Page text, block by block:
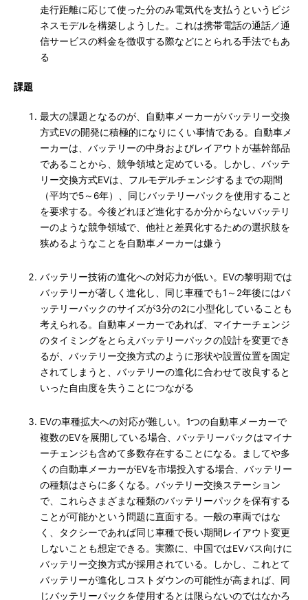
走行距離に応じて使った分のみ電気代を支払うというビジ
ネスモデルを構築しようした。これは携帯電話の通話／通
信サービスの料金を徴収する際などにとられる手法でもあ
る
課題
最大の課題となるのが、自動車メーカーがバッテリー交換
方式EVの開発に積極的になりにくい事情である。自動車メ
ーカーは、バッテリーの中身およびレイアウトが基幹部品
であることから、競争領域と定めている。しかし、バッテ
リー交換方式EVは、フルモデルチェンジするまでの期間
（平均で5～6年）、同じバッテリーパックを使用すること
を要求する。今後どれほど進化するか分からないバッテリ
ーのような競争領域で、他社と差異化するための選択肢を
狭めるようなことを自動車メーカーは嫌う
バッテリー技術の進化への対応力が低い。EVの黎明期では
バッテリーが著しく進化し、同じ車種でも1～2年後にはバ
ッテリーパックのサイズが3分の2に小型化していることも
考えられる。自動車メーカーであれば、マイナーチェンジ
のタイミングをとらえバッテリーパックの設計を変更でき
るが、バッテリー交換方式のように形状や設置位置を固定
されてしまうと、バッテリーの進化に合わせて改良すると
いった自由度を失うことにつながる
EVの車種拡大への対応が難しい。1つの自動車メーカーで
複数のEVを展開している場合、バッテリーパックはマイナ
ーチェンジも含めて多数存在することになる。ましてや多
くの自動車メーカーがEVを市場投入する場合、バッテリー
の種類はさらに多くなる。バッテリー交換ステーション
で、これらさまざまな種類のバッテリーパックを保有する
ことが可能かという問題に直面する。一般の車両ではな
く、タクシーであれば同じ車種で長い期間レイアウト変更
しないことも想定できる。実際に、中国ではEVバス向けに
バッテリー交換方式が採用されている。しかし、これとて
バッテリーが進化しコストダウンの可能性が高まれば、同
じバッテリーパックを使用するとは限らないのではなかろ